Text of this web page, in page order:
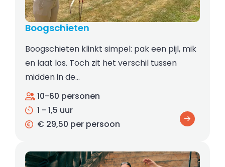
Boogschieten
Boogschieten klinkt simpel: pak een pijl, mik
en laat los. Toch zit het verschil tussen
midden in de…
10-60 personen
1 - 1,5 uur
€ 29,50 per persoon